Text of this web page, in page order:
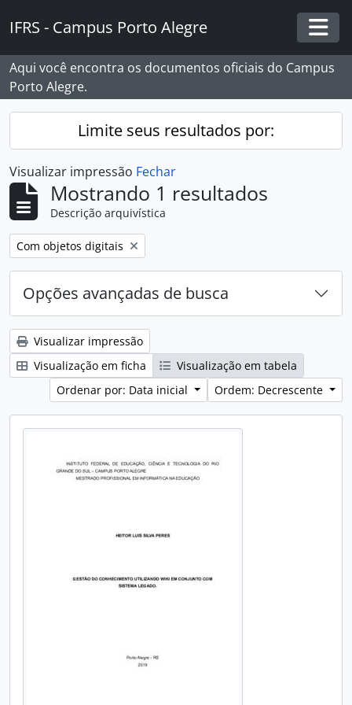
IFRS - Campus Porto Alegre
Aqui você encontra os documentos oficiais do Campus
Porto Alegre.
Limite seus resultados por:
Visualizar impressão Fechar
Mostrando 1 resultados
Descrição arquivística
Remover filtro:
Com objetos digitais
Opções avançadas de busca
Visualizar impressão
Visualização em ficha
Visualização em tabela
Ordenar por: Data inicial
Ordem: Decrescente